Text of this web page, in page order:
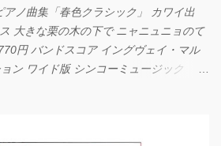
ノ曲集「春色クラシック」 カワイ出
大きな栗の木の下で ニャニュニョのて
円 バンドスコア イングヴェイ・マル
ン ワイド版 シンコーミュージック